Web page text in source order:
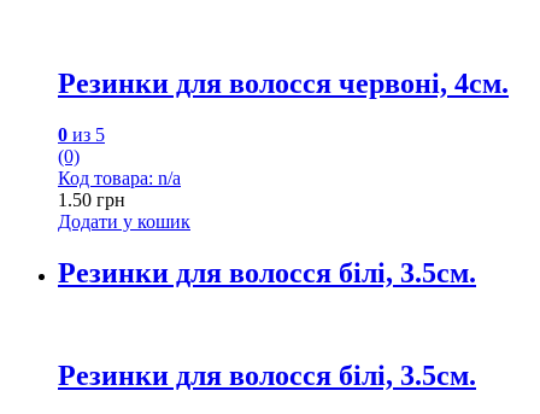
Резинки для волосся червоні, 4см.
0 из 5
(0)
Код товара: n/a
1.50 грн
Додати у кошик
Резинки для волосся білі, 3.5см.
Резинки для волосся білі, 3.5см.